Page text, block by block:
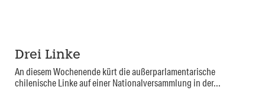
Drei Linke
An diesem Wochenende kürt die außerparlamentarische
chilenische Linke auf einer Nationalversammlung in der...